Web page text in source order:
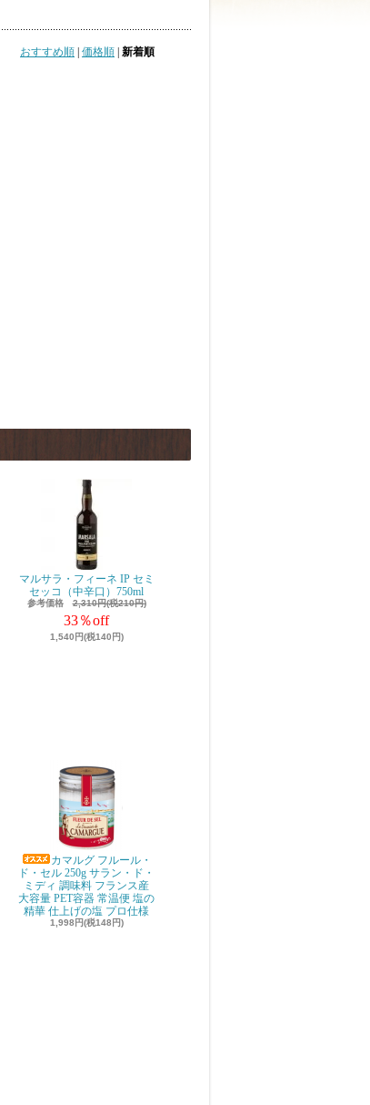
おすすめ順 価格順 新着順
マルサラ・フィーネ IP セミ
セッコ（中辛口）750ml
参考価格2,310円(税210円)
33％off
1,540円(税140円)
カマルグ フルール・
ド・セル 250g サラン・ド・
ミディ 調味料 フランス産
大容量 PET容器 常温便 塩の
精華 仕上げの塩 プロ仕様
1,998円(税148円)